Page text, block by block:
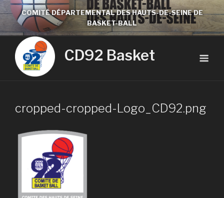
COMITÉ DÉPARTEMENTAL DES HAUTS-DE-SEINE DE
BASKET-BALL
CD92 Basket
cropped-cropped-Logo_CD92.png